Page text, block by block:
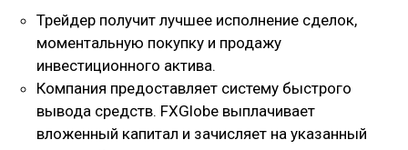
Трейдер получит лучшее исполнение сделок,
моментальную покупку и продажу
инвестиционного актива.
Компания предоставляет систему быстрого
вывода средств. FXGlobe выплачивает
вложенный капитал и зачисляет на указанный